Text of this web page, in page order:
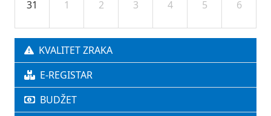
31 1 2 3 4 5 6
KVALITET ZRAKA
E-REGISTAR
BUDŽET